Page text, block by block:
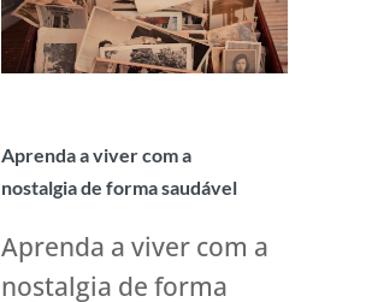
Aprenda a viver com a
nostalgia de forma saudável
Aprenda a viver com a
nostalgia de forma